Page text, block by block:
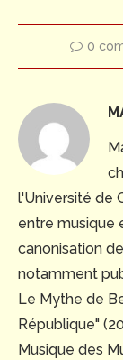
0
l'Université de
entre musique
canonisation
notamment
Le Mythe de
République"
Musique des